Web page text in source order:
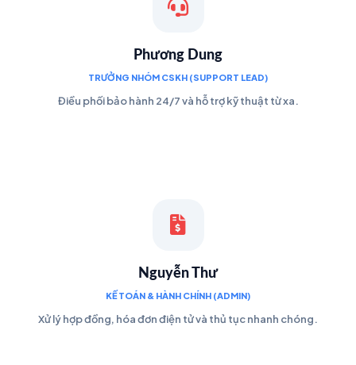
Phương Dung
TRƯỞNG NHÓM CSKH (SUPPORT LEAD)
Điều phối bảo hành 24/7 và hỗ trợ kỹ thuật từ xa.
Nguyễn Thư
KẾ TOÁN & HÀNH CHÍNH (ADMIN)
Xử lý hợp đồng, hóa đơn điện tử và thủ tục nhanh chóng.